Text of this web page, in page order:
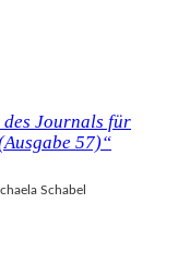
Journals für
57)“
Schabel